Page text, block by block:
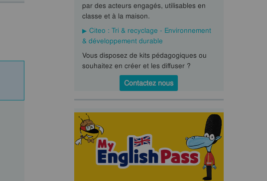
par des acteurs engagés, utilisables en
classe et à la maison.
Citeo : Tri & recyclage - Environnement
& développement durable
Vous disposez de kits pédagogiques ou
souhaitez en créer et les diffuser ?
Contactez nous